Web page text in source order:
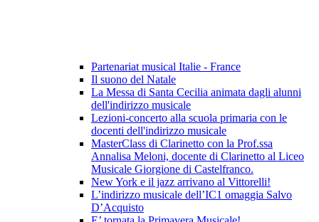
Partenariat musical Italie - France
Il suono del Natale
La Messa di Santa Cecilia animata dagli alunni
dell'indirizzo musicale
Lezioni-concerto alla scuola primaria con le
docenti dell'indirizzo musicale
MasterClass di Clarinetto con la Prof.ssa
Annalisa Meloni, docente di Clarinetto al Liceo
Musicale Giorgione di Castelfranco.
New York e il jazz arrivano al Vittorelli!
L’indirizzo musicale dell’IC1 omaggia Salvo
D’Acquisto